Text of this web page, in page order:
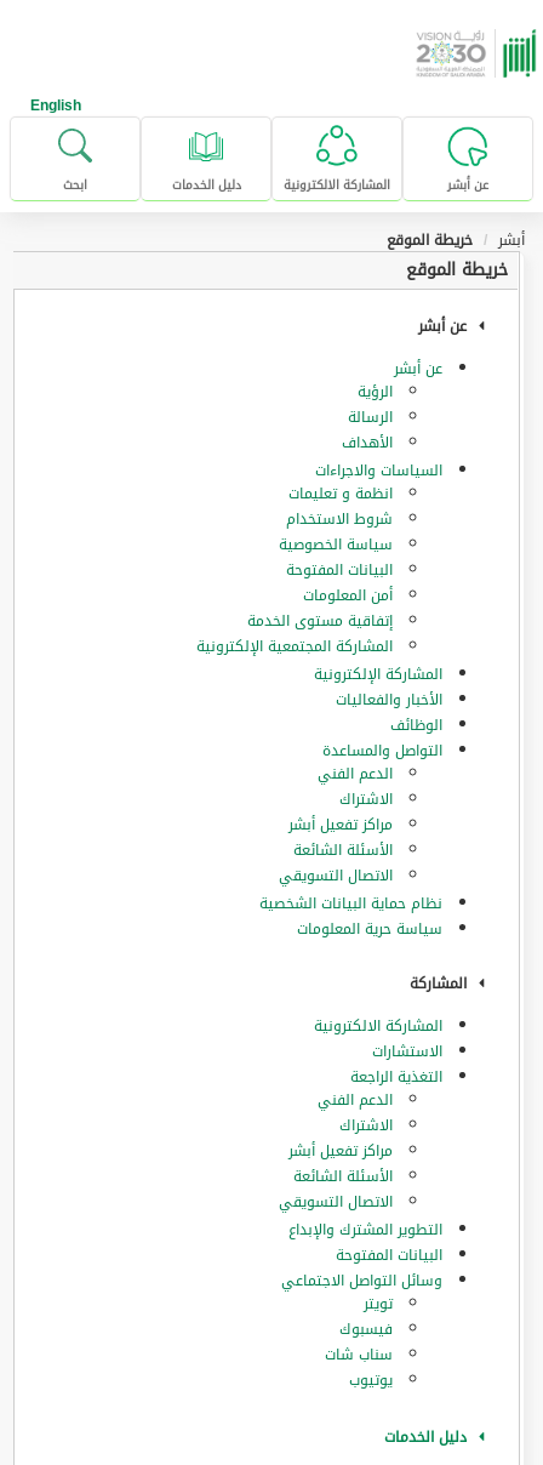
تخطى للإنتقال إلى المحتوى الرئيسي
English
عن أبشر المشاركة الالكترونية دليل الخدمات ابحث
أبشر خريطة الموقع
خريطة الموقع
عن أبشر
عن أبشر
الرؤية
الرسالة
الأهداف
السياسات والاجراءات
انظمة و تعليمات
شروط الاستخدام
سياسة الخصوصية
البيانات المفتوحة
أمن المعلومات
إتفاقية مستوى الخدمة
المشاركة المجتمعية الإلكترونية
المشاركة الإلكترونية
الأخبار والفعاليات
الوظائف
التواصل والمساعدة
الدعم الفني
الاشتراك
مراكز تفعيل أبشر
الأسئلة الشائعة
الاتصال التسويقي
نظام حماية البيانات الشخصية
سياسة حرية المعلومات
المشاركة
المشاركة الالكترونية
الاستشارات
التغذية الراجعة
الدعم الفني
الاشتراك
مراكز تفعيل أبشر
الأسئلة الشائعة
الاتصال التسويقي
التطوير المشترك والإبداع
البيانات المفتوحة
وسائل التواصل الاجتماعي
تويتر
فيسبوك
سناب شات
يوتيوب
دليل الخدمات